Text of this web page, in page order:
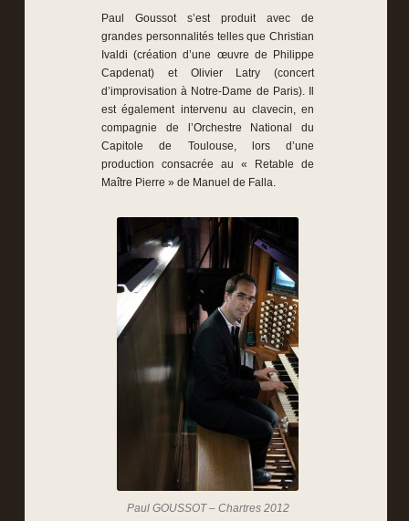
Paul Goussot s’est produit avec de
grandes personnalités telles que Christian
Ivaldi (création d’une œuvre de Philippe
Capdenat) et Olivier Latry (concert
d’improvisation à Notre-Dame de Paris). Il
est également intervenu au clavecin, en
compagnie de l’Orchestre National du
Capitole de Toulouse, lors d’une
production consacrée au « Retable de
Maître Pierre » de Manuel de Falla.
Paul GOUSSOT – Chartres 2012